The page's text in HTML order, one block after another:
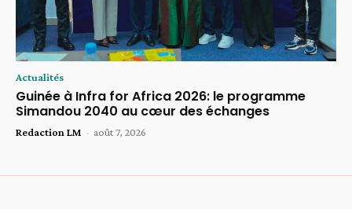
Actualités
Guinée à Infra for Africa 2026: le programme
Simandou 2040 au cœur des échanges
Redaction LM - août 7, 2026